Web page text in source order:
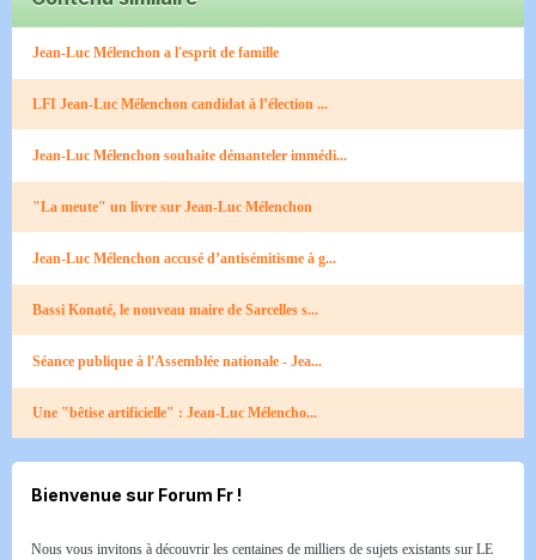
Jean-Luc Mélenchon a l'esprit de famille
LFI Jean-Luc Mélenchon candidat à l’élection ...
Jean-Luc Mélenchon souhaite démanteler immédi...
"La meute" un livre sur Jean-Luc Mélenchon
Jean-Luc Mélenchon accusé d’antisémitisme à g...
Bassi Konaté, le nouveau maire de Sarcelles s...
Séance publique à l'Assemblée nationale - Jea...
Une "bêtise artificielle" : Jean-Luc Mélencho...
Bienvenue sur Forum Fr !
Nous vous invitons à découvrir les centaines de milliers de sujets existants sur LE